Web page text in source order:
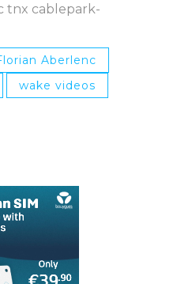
tnx cablepark-
Aberlenc
wake videos